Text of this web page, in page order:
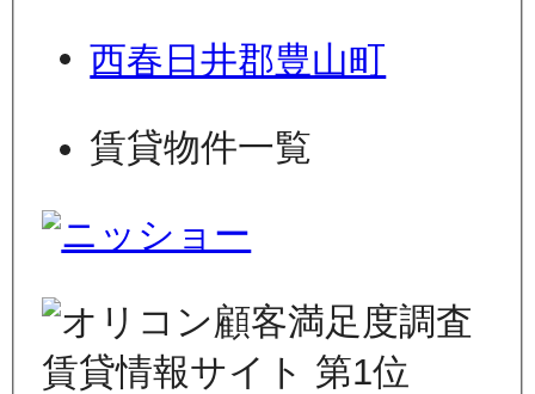
西春日井郡豊山町
賃貸物件一覧